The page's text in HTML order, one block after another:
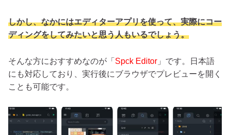
しかし、なかにはエディターアプリを使って、実際にコー
ディングをしてみたいと思う人もいるでしょう。
そんな方におすすめなのが「 Spck Editor 」です。日本語
にも対応しており、実行後にブラウザでプレビューを開く
ことも可能です。